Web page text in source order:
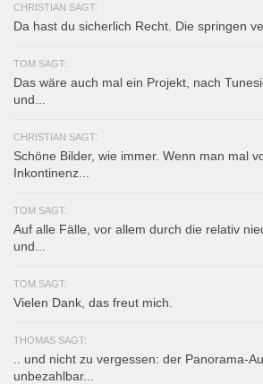
CHRISTIAN SAGT:
Da hast du sicherlich Recht. Die springen
TOM SAGT:
Das wäre auch mal ein Projekt, nach
und...
CHRISTIAN SAGT:
Schöne Bilder, wie immer. Wenn man mal
Inkontinenz...
TOM SAGT:
Auf alle Fälle, vor allem durch die relativ
und...
TOM SAGT:
Vielen Dank, das freut mich.
THOMAS SAGT:
.. und nicht zu vergessen: der Panorama-
unbezahlbar...